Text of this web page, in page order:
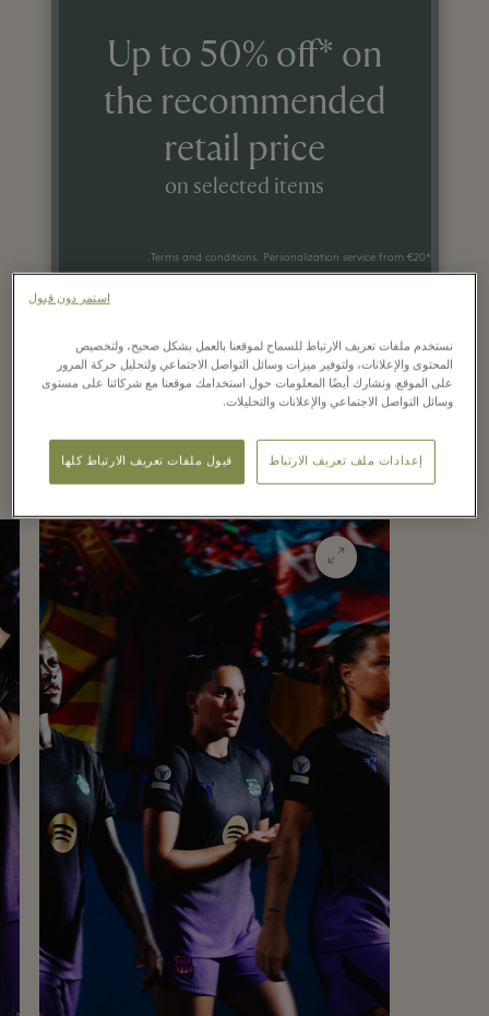
Up to 50% off* on
the recommended
retail price
on selected items
*Terms and conditions. Personalization service from €20.
New kit
نستخدم ملفات تعريف الارتباط للسماح لموقعنا بالعمل بشكل صحيح، ولتخصيص
المحتوى والإعلانات، ولتوفير ميزات وسائل التواصل الاجتماعي ولتحليل حركة المرور
على الموقع. ونشارك أيضًا المعلومات حول استخدامك موقعنا مع شركائنا على مستوى
وسائل التواصل الاجتماعي والإعلانات والتحليلات.
إعدادات ملف تعريف الارتباط قبول ملفات تعريف الارتباط كلها
استمر دون قبول